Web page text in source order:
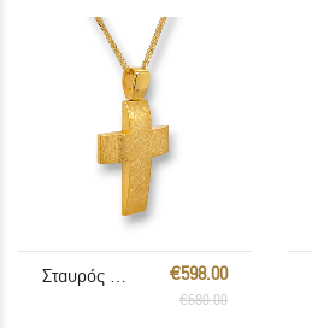
€598.00
€680.00